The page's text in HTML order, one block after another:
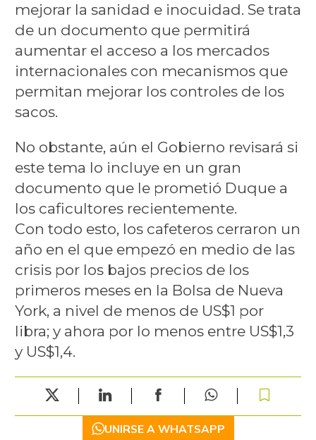
mejorar la sanidad e inocuidad. Se trata
de un documento que permitirá
aumentar el acceso a los mercados
internacionales con mecanismos que
permitan mejorar los controles de los
sacos.
No obstante, aún el Gobierno revisará si
este tema lo incluye en un gran
documento que le prometió Duque a
los caficultores recientemente.
Con todo esto, los cafeteros cerraron un
año en el que empezó en medio de las
crisis por los bajos precios de los
primeros meses en la Bolsa de Nueva
York, a nivel de menos de US$1 por
libra; y ahora por lo menos entre US$1,3
y US$1,4.
UNIRSE A WHATSAPP